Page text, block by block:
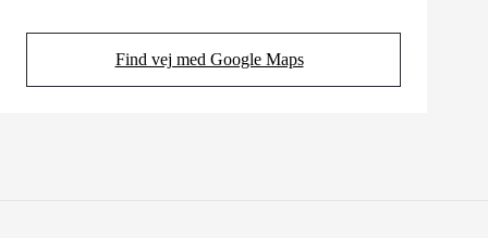
Find vej med Google Maps
(Opens in new tab)